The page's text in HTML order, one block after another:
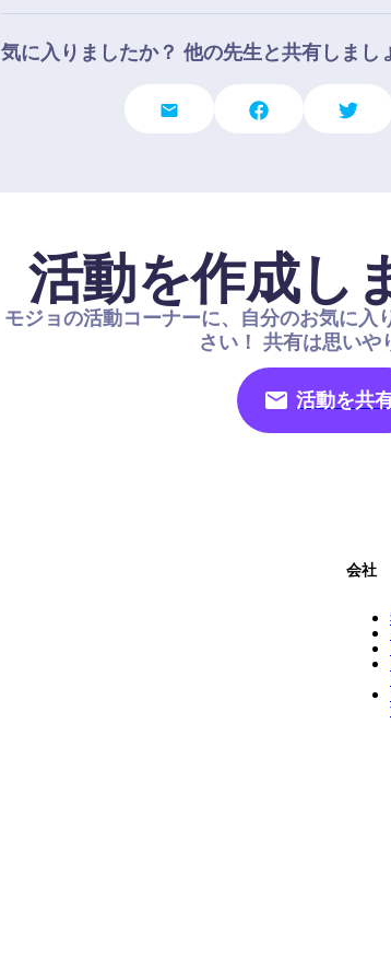
気に入りましたか？ 他の先生と共有しまし
活動を作成し
モジョの活動コーナーに、自分のお気に入
さい！ 共有は思いや
活動を共
会社